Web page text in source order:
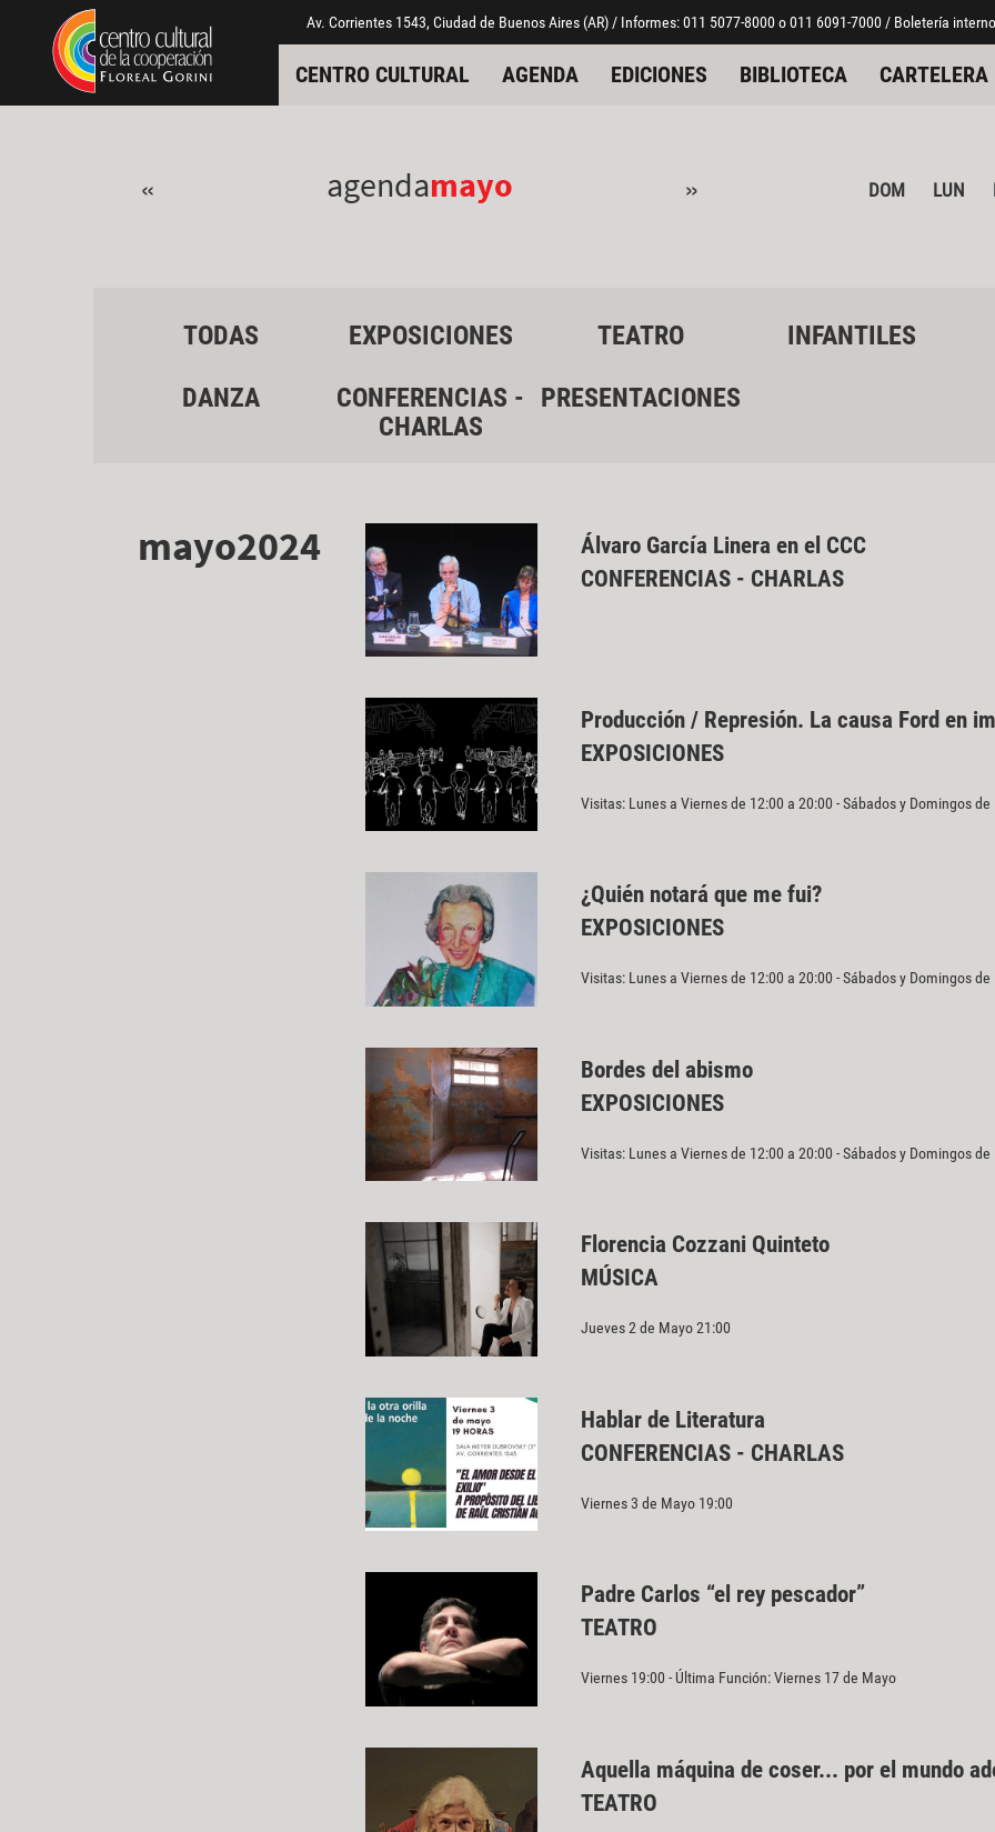
Pasar al contenido principal
Jump to main content Av. Corrientes 1543, Ciudad de Buenos Aires (AR) / Informes: 011 5077-8000 o 011 6091-7000 / Boletería
CENTRO CULTURAL AGENDA EDICIONES BIBLIOTECA CARTELERA
« agendamayo » DOM LUN
TODAS EXPOSICIONES TEATRO INFANTILES
DANZA
CONFERENCIAS -
CHARLAS
PRESENTACIONES
mayo2024
Álvaro García Linera en el CCC
CONFERENCIAS - CHARLAS
Producción / Represión. La causa Ford en
EXPOSICIONES
Visitas: Lunes a Viernes de 12:00 a 20:00 - Sábados y Domingos de
¿Quién notará que me fui?
EXPOSICIONES
Visitas: Lunes a Viernes de 12:00 a 20:00 - Sábados y Domingos de
Bordes del abismo
EXPOSICIONES
Visitas: Lunes a Viernes de 12:00 a 20:00 - Sábados y Domingos de
Florencia Cozzani Quinteto
MÚSICA
Jueves 2 de Mayo 21:00
Hablar de Literatura
CONFERENCIAS - CHARLAS
Viernes 3 de Mayo 19:00
Padre Carlos “el rey pescador”
TEATRO
Viernes 19:00 - Última Función: Viernes 17 de Mayo
Aquella máquina de coser... por el mundo
TEATRO